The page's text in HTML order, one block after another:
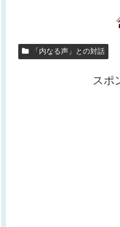
「内なる声」との対話
スポ